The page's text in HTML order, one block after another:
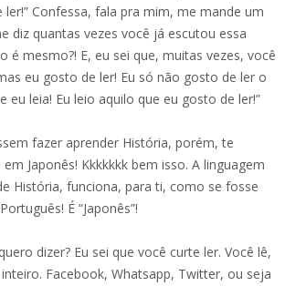
Confessa, fala pra mim, me mande um
diz quantas vezes você já escutou essa
é mesmo?! E, eu sei que, muitas vezes, você
eu gosto de ler! Eu só não gosto de ler o
eu leia! Eu leio aquilo que eu gosto de ler!”
fazer aprender História, porém, te
Japonês! Kkkkkkk bem isso. A linguagem
História, funciona, para ti, como se fosse
É “Japonês”!
dizer? Eu sei que você curte ler. Você lê,
Facebook, Whatsapp, Twitter, ou seja